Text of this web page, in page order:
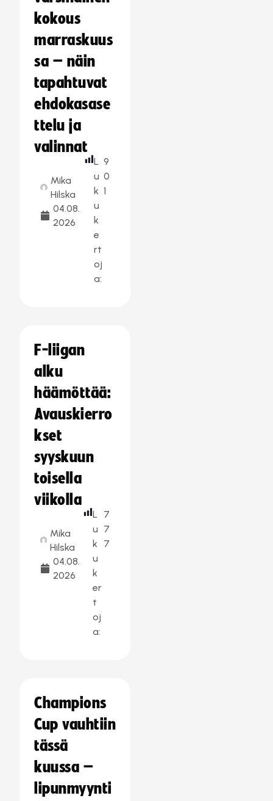
kokous
marraskuus
sa – näin
tapahtuvat
ehdokasase
ttelu ja
valinnat
Mika
Hilska
04.08.
2026
L
u
k
u
k
e
rt
oj
a:
9
0
1
F-liigan
alku
häämöttää:
Avauskierro
kset
syyskuun
toisella
viikolla
Mika
Hilska
04.08.
2026
L
u
k
u
k
er
t
oj
a:
7
7
7
Champions
Cup vauhtiin
tässä
kuussa –
lipunmyynti